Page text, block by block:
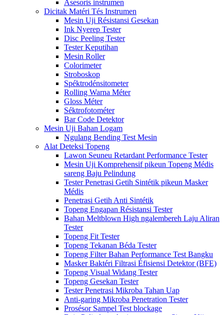
Asesoris instrumen
Dicitak Matéri Tés Instrumen
Mesin Uji Résistansi Gesekan
Ink Nyerep Tester
Disc Peeling Tester
Tester Keputihan
Mesin Roller
Colorimeter
Stroboskop
Spéktrodénsitometer
Rolling Warna Méter
Gloss Méter
Séktrofotométer
Bar Code Detektor
Mesin Uji Bahan Logam
Ngulang Bending Test Mesin
Alat Deteksi Topeng
Lawon Seuneu Retardant Performance Tester
Mesin Uji Komprehensif pikeun Topeng Médis
sareng Baju Pelindung
Tester Penetrasi Getih Sintétik pikeun Masker
Médis
Penetrasi Getih Anti Sintétik
Topeng Engapan Résistansi Tester
Bahan Meltblown High ngalembereh Laju Aliran
Tester
Topeng Fit Tester
Topeng Tekanan Béda Tester
Topeng Filter Bahan Performance Test Bangku
Masker Baktéri Filtrasi Éfisiensi Detektor (BFE)
Topeng Visual Widang Tester
Topeng Gesekan Tester
Tester Penetrasi Mikroba Tahan Uap
Anti-garing Mikroba Penetration Tester
Prosésor Sampel Test blockage